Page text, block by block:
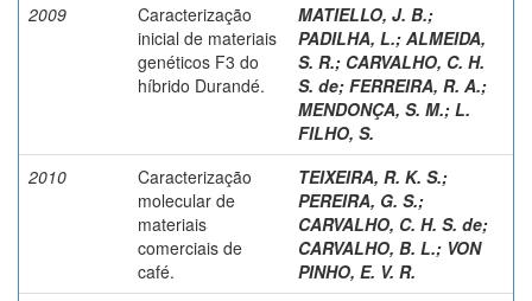
2009
Caracterização
inicial de materiais
genéticos F3 do
híbrido Durandé.
MATIELLO, J. B.;
PADILHA, L.; ALMEIDA,
S. R.; CARVALHO, C. H.
S. de; FERREIRA, R. A.;
MENDONÇA, S. M.; L.
FILHO, S.
2010
Caracterização
molecular de
materiais
comerciais de
café.
TEIXEIRA, R. K. S.;
PEREIRA, G. S.;
CARVALHO, C. H. S. de;
CARVALHO, B. L.; VON
PINHO, E. V. R.